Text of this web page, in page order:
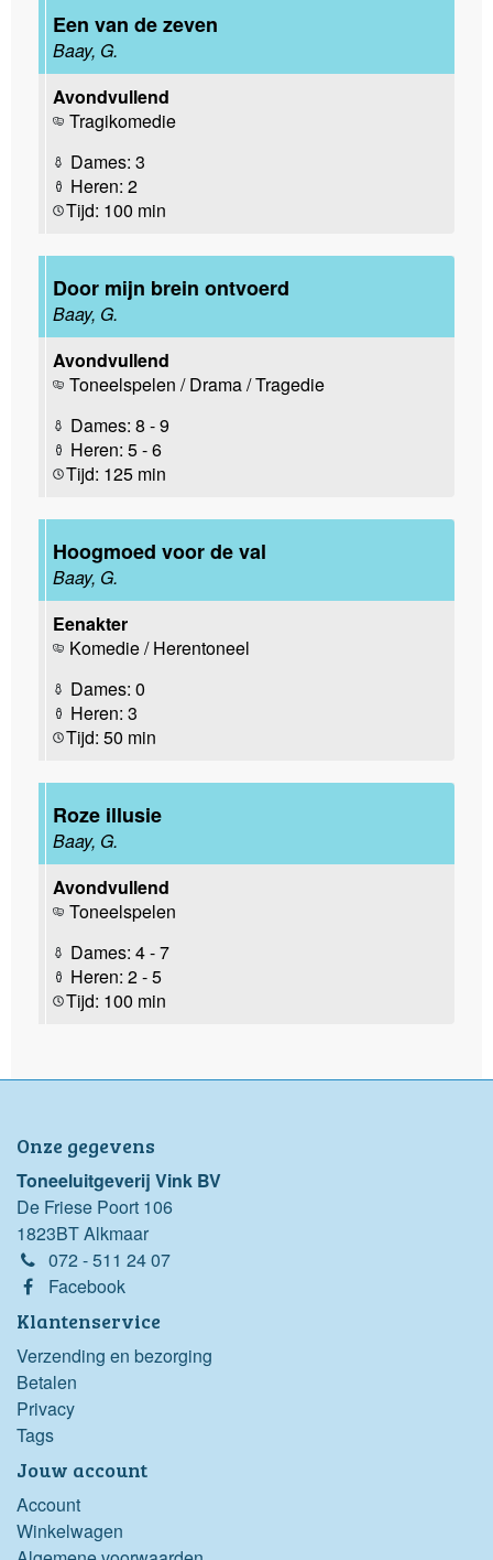
Een van de zeven
Baay, G.
Avondvullend
Tragikomedie
Dames: 3
Heren: 2
Tijd: 100 min
Door mijn brein ontvoerd
Baay, G.
Avondvullend
Toneelspelen / Drama / Tragedie
Dames: 8 - 9
Heren: 5 - 6
Tijd: 125 min
Hoogmoed voor de val
Baay, G.
Eenakter
Komedie / Herentoneel
Dames: 0
Heren: 3
Tijd: 50 min
Roze illusie
Baay, G.
Avondvullend
Toneelspelen
Dames: 4 - 7
Heren: 2 - 5
Tijd: 100 min
Onze gegevens
Toneeluitgeverij Vink BV
De Friese Poort 106
1823BT Alkmaar
072 - 511 24 07
Facebook
Klantenservice
Verzending en bezorging
Betalen
Privacy
Tags
Jouw account
Account
Winkelwagen